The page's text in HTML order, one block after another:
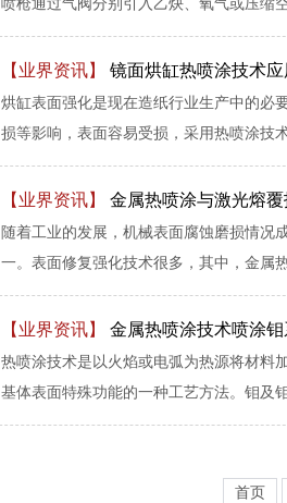
喷枪通过气阀分别引入乙炔、氧气或压缩
【业界资讯】 镜面烘缸热喷涂技术应
烘缸表面强化是现在造纸行业生产中的必
损等影响，表面容易受损，采用热喷涂技
【业界资讯】 金属热喷涂与激光熔
随着工业的发展，机械表面腐蚀磨损情况
一。表面修复强化技术很多，其中，金属
【业界资讯】 金属热喷涂技术喷涂
热喷涂技术是以火焰或电弧为热源将材料
基体表面特殊功能的一种工艺方法。钼及
首页